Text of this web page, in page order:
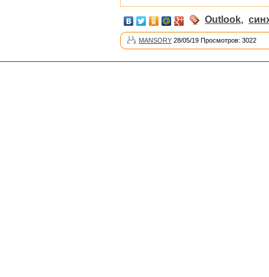
Outlook,
MANSORY 28/05/19 Просмотров: 3022